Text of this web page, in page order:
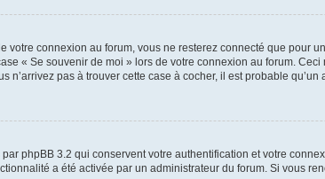
votre connexion au forum, vous ne resterez connecté que pour
« Se souvenir de moi » lors de votre connexion au forum.
pas à trouver cette case à cocher, il est probable
phpBB 3.2 qui conservent votre authentification et votre
a été activée par un administrateur du forum. Si vous